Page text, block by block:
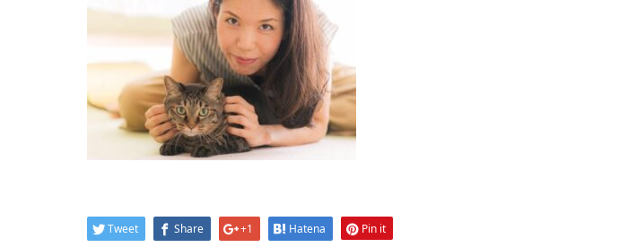
Tweet Share +1 Hatena Pin it